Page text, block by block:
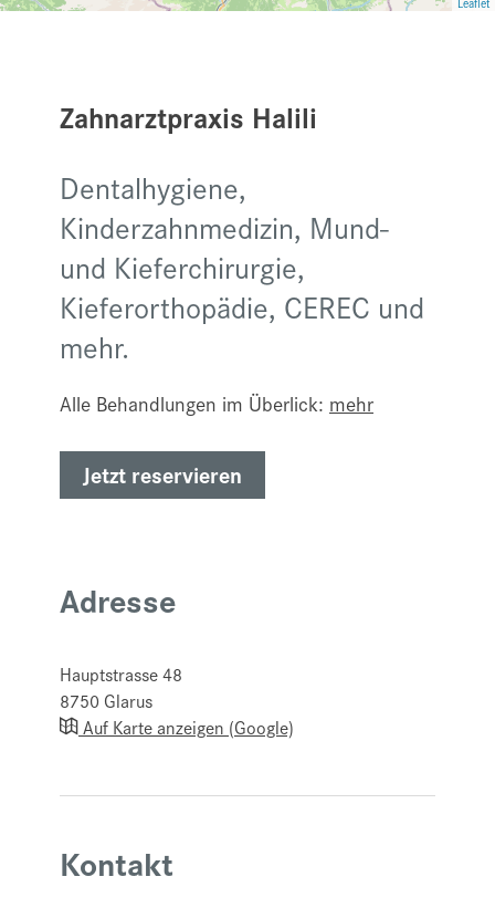
Zahnarztpraxis Halili
Dentalhygiene,
Kinderzahnmedizin, Mund-
und Kieferchirurgie,
Kieferorthopädie, CEREC und
mehr.
Alle Behandlungen im Überlick: mehr
Jetzt reservieren
Adresse
Hauptstrasse 48
8750 Glarus
Auf Karte anzeigen (Google)
Kontakt